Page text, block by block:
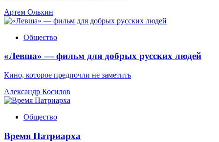
Артем Ольхин
Общество
«Левша» — фильм для добрых русских людей
Кино, которое предпочли не заметить
Александр Косилов
Общество
Время Патриарха